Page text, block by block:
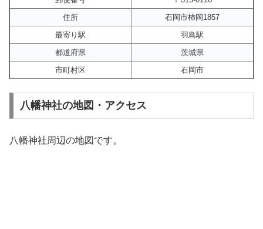
住所
石岡市柿岡1857
最寄り駅
羽鳥駅
都道府県
茨城県
市町村区
石岡市
八幡神社の地図・アクセス
八幡神社周辺の地図です。